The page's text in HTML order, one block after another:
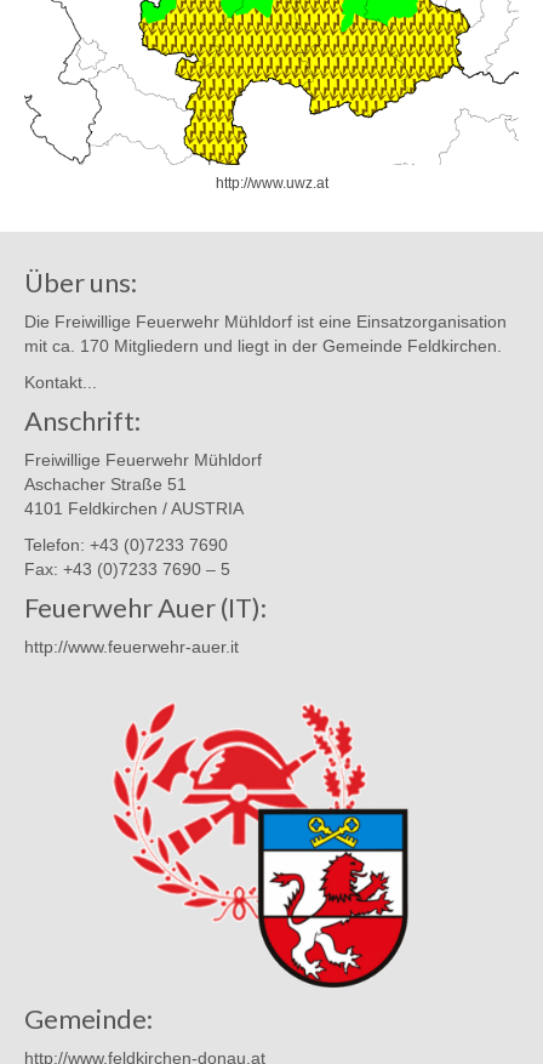
http://www.uwz.at
Über uns:
Die Freiwillige Feuerwehr Mühldorf ist eine Einsatzorganisation
mit ca. 170 Mitgliedern und liegt in der Gemeinde Feldkirchen.
Kontakt...
Anschrift:
Freiwillige Feuerwehr Mühldorf
Aschacher Straße 51
4101 Feldkirchen / AUSTRIA
Telefon: +43 (0)7233 7690
Fax: +43 (0)7233 7690 – 5
Feuerwehr Auer (IT):
http://www.feuerwehr-auer.it
Gemeinde:
http://www.feldkirchen-donau.at